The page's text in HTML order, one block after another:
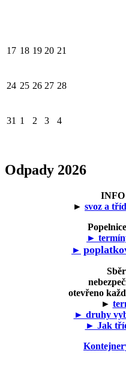
17 18 19 20 21
24 25 26 27 28
31 1 2 3 4
Odpady 2026
INFO
► svoz a
►
►
otevřeno
►
► druhy
► Jak